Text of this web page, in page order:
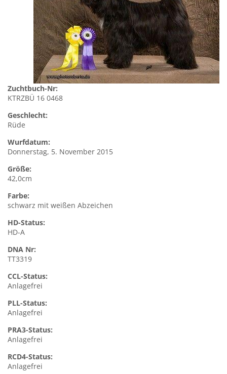
Zuchtbuch-Nr:
KTRZBÜ 16 0468
Geschlecht:
Rüde
Wurfdatum:
Donnerstag, 5. November 2015
Größe:
42,0cm
Farbe:
schwarz mit weißen Abzeichen
HD-Status:
HD-A
DNA Nr:
TT3319
CCL-Status:
Anlagefrei
PLL-Status:
Anlagefrei
PRA3-Status:
Anlagefrei
RCD4-Status:
Anlagefrei